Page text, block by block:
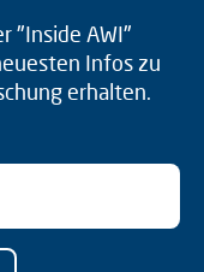
"Inside AWI"
Infos zu
erhalten.